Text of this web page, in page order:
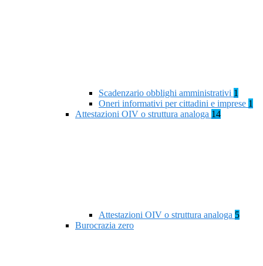
Scadenzario obblighi amministrativi 1
Oneri informativi per cittadini e imprese 1
Attestazioni OIV o struttura analoga 14
Attestazioni OIV o struttura analoga 5
Burocrazia zero